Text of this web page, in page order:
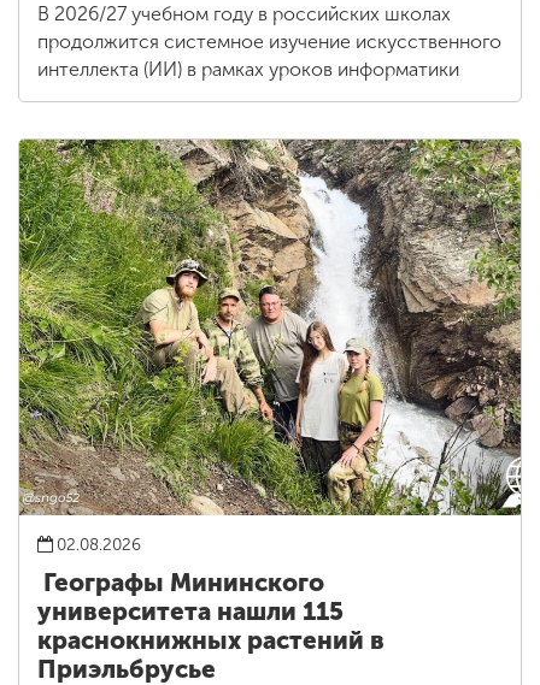
В 2026/27 учебном году в российских школах
продолжится системное изучение искусственного
интеллекта (ИИ) в рамках уроков информатики
02.08.2026
Географы Мининского
университета нашли 115
краснокнижных растений в
Приэльбрусье